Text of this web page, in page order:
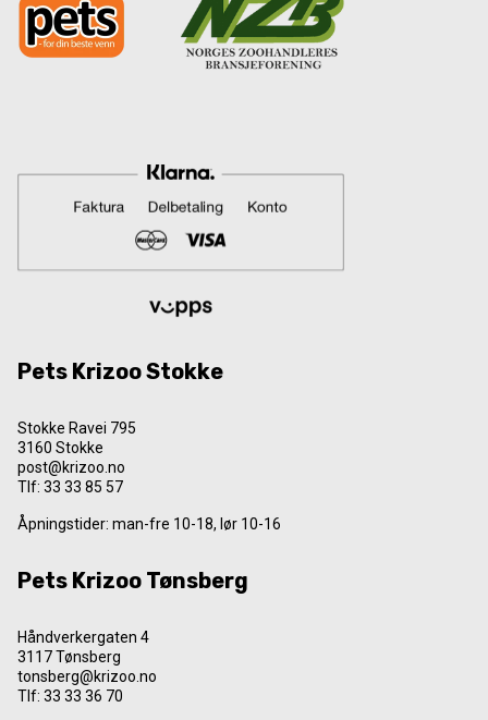
Pets Krizoo Stokke
Stokke Ravei 795
3160 Stokke
post@krizoo.no
Tlf: 33 33 85 57
Åpningstider: man-fre 10-18, lør 10-16
Pets Krizoo Tønsberg
Håndverkergaten 4
3117 Tønsberg
tonsberg@krizoo.no
Tlf: 33 33 36 70